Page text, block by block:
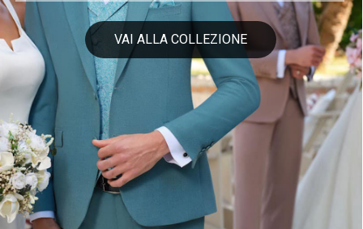
VAI ALLA COLLEZIONE